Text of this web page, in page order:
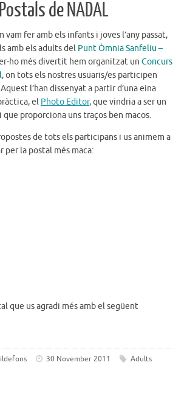
de NADAL
vam fer amb els infants i joves l’any passat,
amb els adults del Punt Òmnia Sanfeliu –
ho més divertit hem organitzat un Concurs
, on tots els nostres usuaris/es participen
l’han dissenyat a partir d’una eina
el Photo Editor, que vindria a ser un
proporciona uns traços ben macos.
de tots els participans i us animem a
per la postal més maca:
que us agradi més amb el següent
30 November 2011 Adults